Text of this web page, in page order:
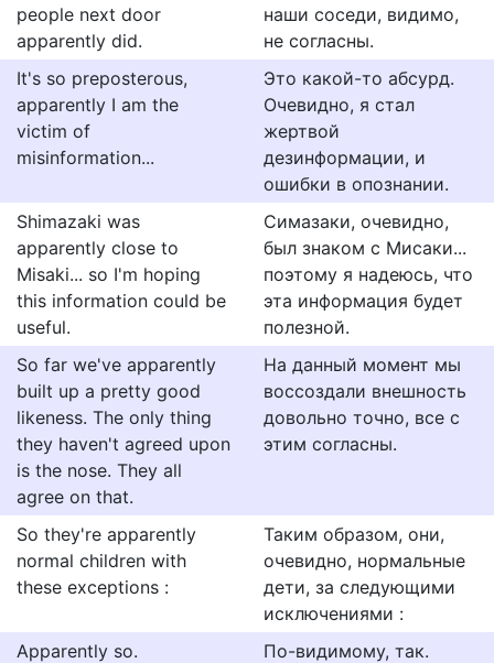
people next door
apparently did.
наши соседи, видимо,
не согласны.
It's so preposterous,
apparently I am the
victim of
misinformation...
Это какой-то абсурд.
Очевидно, я стал
жертвой
дезинформации, и
ошибки в опознании.
Shimazaki was
apparently close to
Misaki... so I'm hoping
this information could be
useful.
Симазаки, очевидно,
был знаком с Мисаки...
поэтому я надеюсь, что
эта информация будет
полезной.
So far we've apparently
built up a pretty good
likeness. The only thing
they haven't agreed upon
is the nose. They all
agree on that.
На данный момент мы
воссоздали внешность
довольно точно, все с
этим согласны.
So they're apparently
normal children with
these exceptions :
Таким образом, они,
очевидно, нормальные
дети, за следующими
исключениями :
Apparently so.
По-видимому, так.